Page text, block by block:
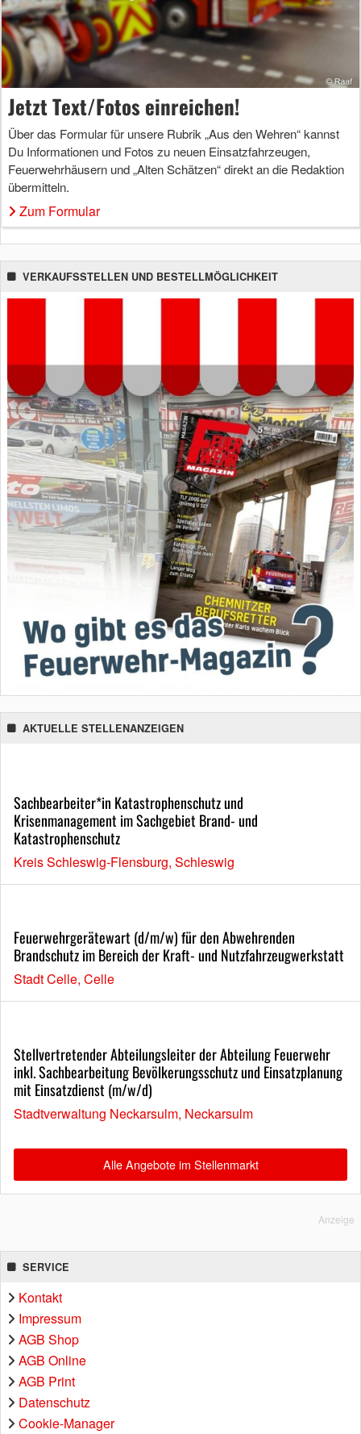
Jetzt Text/Fotos einreichen!
Über das Formular für unsere Rubrik „Aus den Wehren“ kannst
Du Informationen und Fotos zu neuen Einsatzfahrzeugen,
Feuerwehrhäusern und „Alten Schätzen“ direkt an die Redaktion
übermitteln.
Zum Formular
VERKAUFSSTELLEN UND BESTELLMÖGLICHKEIT
AKTUELLE STELLENANZEIGEN
Sachbearbeiter*in Katastrophenschutz und
Krisenmanagement im Sachgebiet Brand- und
Katastrophenschutz
Kreis Schleswig-Flensburg, Schleswig
Feuerwehrgerätewart (d/m/w) für den Abwehrenden
Brandschutz im Bereich der Kraft- und Nutzfahrzeugwerkstatt
Stadt Celle, Celle
Stellvertretender Abteilungsleiter der Abteilung Feuerwehr
inkl. Sachbearbeitung Bevölkerungsschutz und Einsatzplanung
mit Einsatzdienst (m/w/d)
Stadtverwaltung Neckarsulm, Neckarsulm
Alle Angebote im Stellenmarkt
Anzeige
SERVICE
Kontakt
Impressum
AGB Shop
AGB Online
AGB Print
Datenschutz
Cookie-Manager